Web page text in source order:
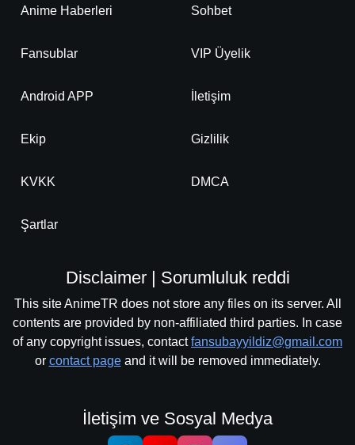
Anime Haberleri Sohbet
Fansublar VIP Üyelik
Android APP İletişim
Ekip Gizlilik
KVKK DMCA
Şartlar
Disclaimer | Sorumluluk reddi
This site AnimeTR does not store any files on its server. All
contents are provided by non-affiliated third parties. In case
of any copyright issues, contactfansubayyildiz@gmail.com
or contact pageand it will be removed immediately.
İletişim ve Sosyal Medya